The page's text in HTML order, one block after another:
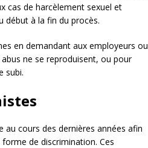
cas de harcèlement sexuel et
début à la fin du procès.
en demandant aux employeurs ou
ne se reproduisent, ou pour
subi.
cours des dernières années afin
de discrimination. Ces